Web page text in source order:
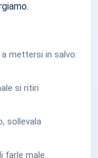
mettersi in salvo:
si ritiri
sollevala
farle male.